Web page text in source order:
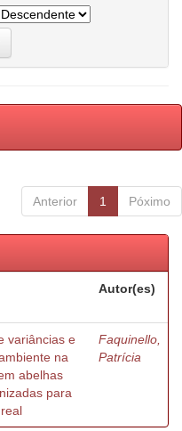
Anterior 1 Póximo
Autor(es)
variâncias e
na
abelhas
para
Faquinello,
Patrícia